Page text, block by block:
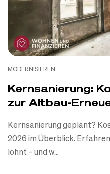
MODERNISIEREN
Kernsanierung:
zur Altbau-
Kernsanierung geplant?
2026 im Überblick.
lohnt – und w...